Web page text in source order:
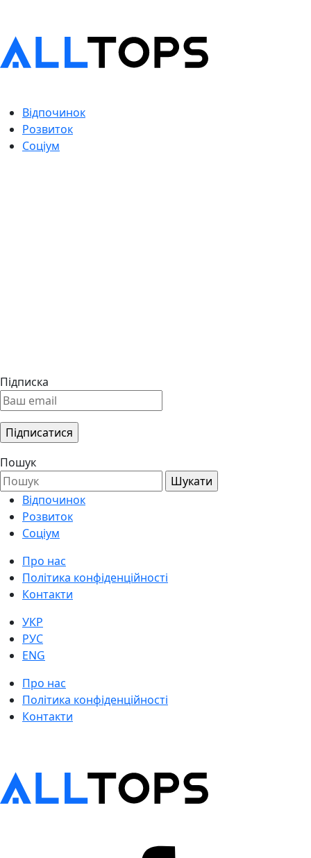
Відпочинок
Розвиток
Соціум
Підписка
Пошук
Відпочинок
Розвиток
Соціум
Про нас
Політика конфіденційності
Контакти
УКР
РУС
ENG
Про нас
Політика конфіденційності
Контакти